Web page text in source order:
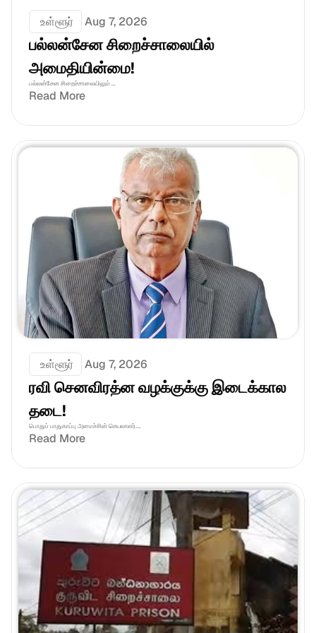
உள்ளூர் Aug 7, 2026
பல்லன்சேன சிறைச்சாலையில்
அமைதியின்மை!
பல்லன்சேன சிறைச்சாலையிலும் ...
Read More
உள்ளூர் Aug 7, 2026
ரவி செனவிரத்ன வழக்குக்கு இடைக்கால
தடை!
பொதுப் பாதுகாப்பு அமைச்சின் செயலாளர்....
Read More